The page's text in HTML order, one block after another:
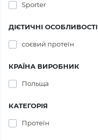
Sporter
ДІЄТИЧНІ ОСОБЛИВОСТІ
соєвий протеїн
КРАЇНА ВИРОБНИК
Польща
КАТЕГОРІЯ
Протеїн